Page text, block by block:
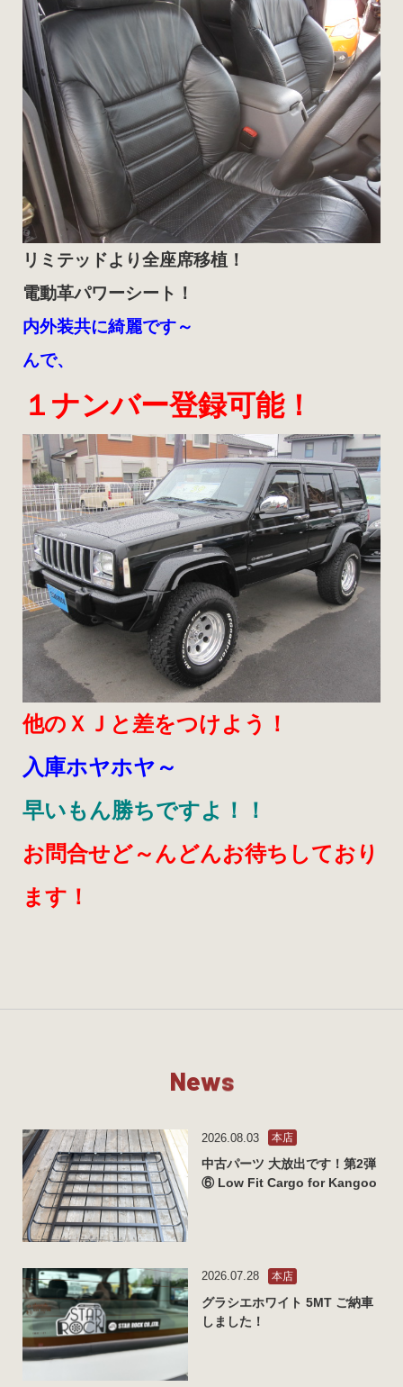
リミテッドより全座席移植！
電動革パワーシート！
内外装共に綺麗です～
んで、
１ナンバー登録可能！
他のＸＪと差をつけよう！
入庫ホヤホヤ～
早いもん勝ちですよ！！
お問合せど～んどんお待ちしており
ます！
News
2026.08.03 本店
中古パーツ 大放出です！第2弾
⑥ Low Fit Cargo for Kangoo
2026.07.28 本店
グラシエホワイト 5MT ご納車
しました！